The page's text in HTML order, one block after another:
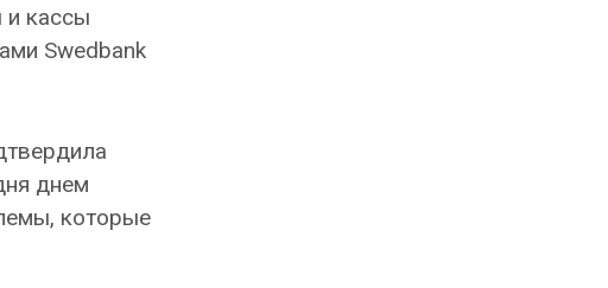
и кассы
Swedbank
днем
которые